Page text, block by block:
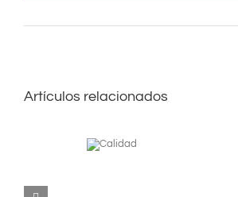
Artículos relacionados